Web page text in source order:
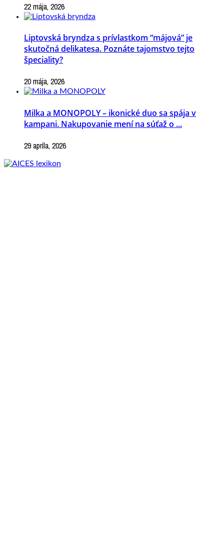
22 mája, 2026
Liptovská bryndza s prívlastkom “májová” je
skutočná delikatesa. Poznáte tajomstvo tejto
špeciality?
20 mája, 2026
Milka a MONOPOLY – ikonické duo sa spája v
kampani. Nakupovanie mení na súťaž o ...
29 apríla, 2026